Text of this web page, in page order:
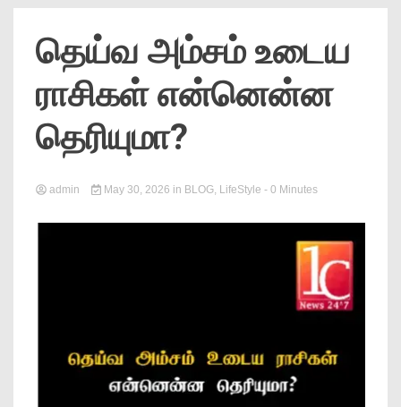
News
Online
தெய்வ அம்சம் உடைய
ராசிகள் என்னென்ன
தெரியுமா?
admin May 30, 2026 in BLOG, LifeStyle - 0 Minutes